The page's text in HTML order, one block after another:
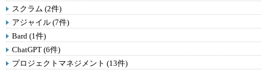
スクラム (2件)
アジャイル (7件)
Bard (1件)
ChatGPT (6件)
プロジェクトマネジメント (13件)